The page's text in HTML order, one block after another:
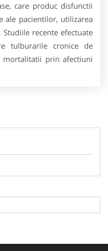
care produc disfunctii
ale pacientilor, utilizarea
recente efectuate
tulburarile cronice de
mortalitatii prin afectiuni